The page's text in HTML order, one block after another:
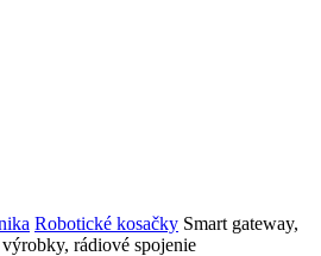
Robotické kosačky Smart gateway,
rádiové spojenie